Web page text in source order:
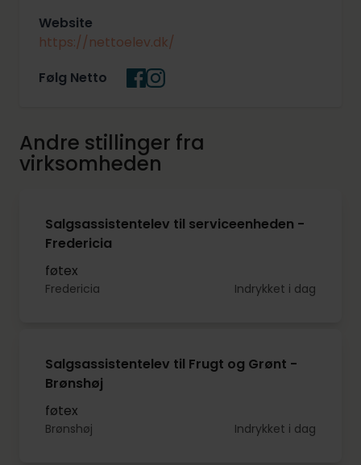
Website
https://nettoelev.dk/
Følg Netto
Andre stillinger fra
virksomheden
Salgsassistentelev til serviceenheden -
Fredericia
føtex
Fredericia Indrykket i dag
Salgsassistentelev til Frugt og Grønt -
Brønshøj
føtex
Brønshøj Indrykket i dag